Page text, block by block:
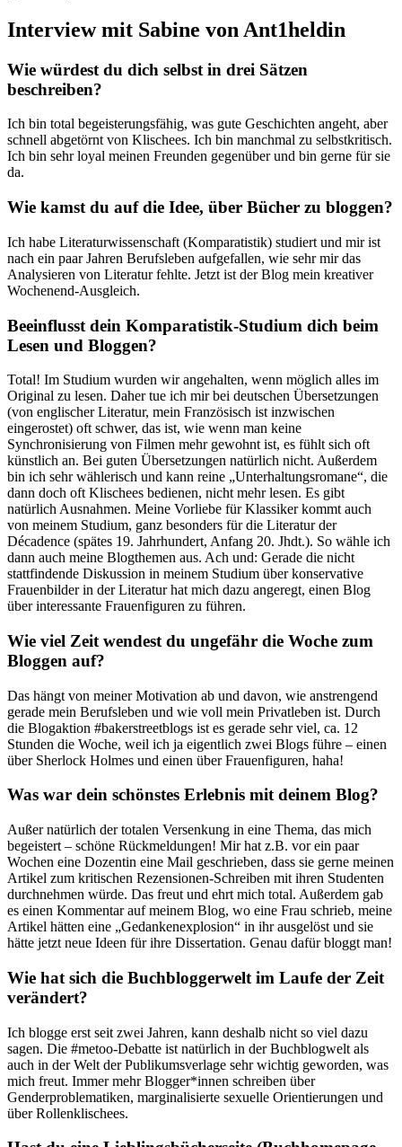
Interview mit Sabine von Ant1heldin
Wie würdest du dich selbst in drei Sätzen
beschreiben?
Ich bin total begeisterungsfähig, was gute Geschichten angeht, aber
schnell abgetörnt von Klischees. Ich bin manchmal zu selbstkritisch.
Ich bin sehr loyal meinen Freunden gegenüber und bin gerne für sie
da.
Wie kamst du auf die Idee, über Bücher zu bloggen?
Ich habe Literaturwissenschaft (Komparatistik) studiert und mir ist
nach ein paar Jahren Berufsleben aufgefallen, wie sehr mir das
Analysieren von Literatur fehlte. Jetzt ist der Blog mein kreativer
Wochenend-Ausgleich.
Beeinflusst dein Komparatistik-Studium dich beim
Lesen und Bloggen?
Total! Im Studium wurden wir angehalten, wenn möglich alles im
Original zu lesen. Daher tue ich mir bei deutschen Übersetzungen
(von englischer Literatur, mein Französisch ist inzwischen
eingerostet) oft schwer, das ist, wie wenn man keine
Synchronisierung von Filmen mehr gewohnt ist, es fühlt sich oft
künstlich an. Bei guten Übersetzungen natürlich nicht. Außerdem
bin ich sehr wählerisch und kann reine „Unterhaltungsromane“, die
dann doch oft Klischees bedienen, nicht mehr lesen. Es gibt
natürlich Ausnahmen. Meine Vorliebe für Klassiker kommt auch
von meinem Studium, ganz besonders für die Literatur der
Décadence (spätes 19. Jahrhundert, Anfang 20. Jhdt.). So wähle ich
dann auch meine Blogthemen aus. Ach und: Gerade die nicht
stattfindende Diskussion in meinem Studium über konservative
Frauenbilder in der Literatur hat mich dazu angeregt, einen Blog
über interessante Frauenfiguren zu führen.
Wie viel Zeit wendest du ungefähr die Woche zum
Bloggen auf?
Das hängt von meiner Motivation ab und davon, wie anstrengend
gerade mein Berufsleben und wie voll mein Privatleben ist. Durch
die Blogaktion #bakerstreetblogs ist es gerade sehr viel, ca. 12
Stunden die Woche, weil ich ja eigentlich zwei Blogs führe – einen
über Sherlock Holmes und einen über Frauenfiguren, haha!
Was war dein schönstes Erlebnis mit deinem Blog?
Außer natürlich der totalen Versenkung in eine Thema, das mich
begeistert – schöne Rückmeldungen! Mir hat z.B. vor ein paar
Wochen eine Dozentin eine Mail geschrieben, dass sie gerne meinen
Artikel zum kritischen Rezensionen-Schreiben mit ihren Studenten
durchnehmen würde. Das freut und ehrt mich total. Außerdem gab
es einen Kommentar auf meinem Blog, wo eine Frau schrieb, meine
Artikel hätten eine „Gedankenexplosion“ in ihr ausgelöst und sie
hätte jetzt neue Ideen für ihre Dissertation. Genau dafür bloggt man!
Wie hat sich die Buchbloggerwelt im Laufe der Zeit
verändert?
Ich blogge erst seit zwei Jahren, kann deshalb nicht so viel dazu
sagen. Die #metoo-Debatte ist natürlich in der Buchblogwelt als
auch in der Welt der Publikumsverlage sehr wichtig geworden, was
mich freut. Immer mehr Blogger*innen schreiben über
Genderproblematiken, marginalisierte sexuelle Orientierungen und
über Rollenklischees.